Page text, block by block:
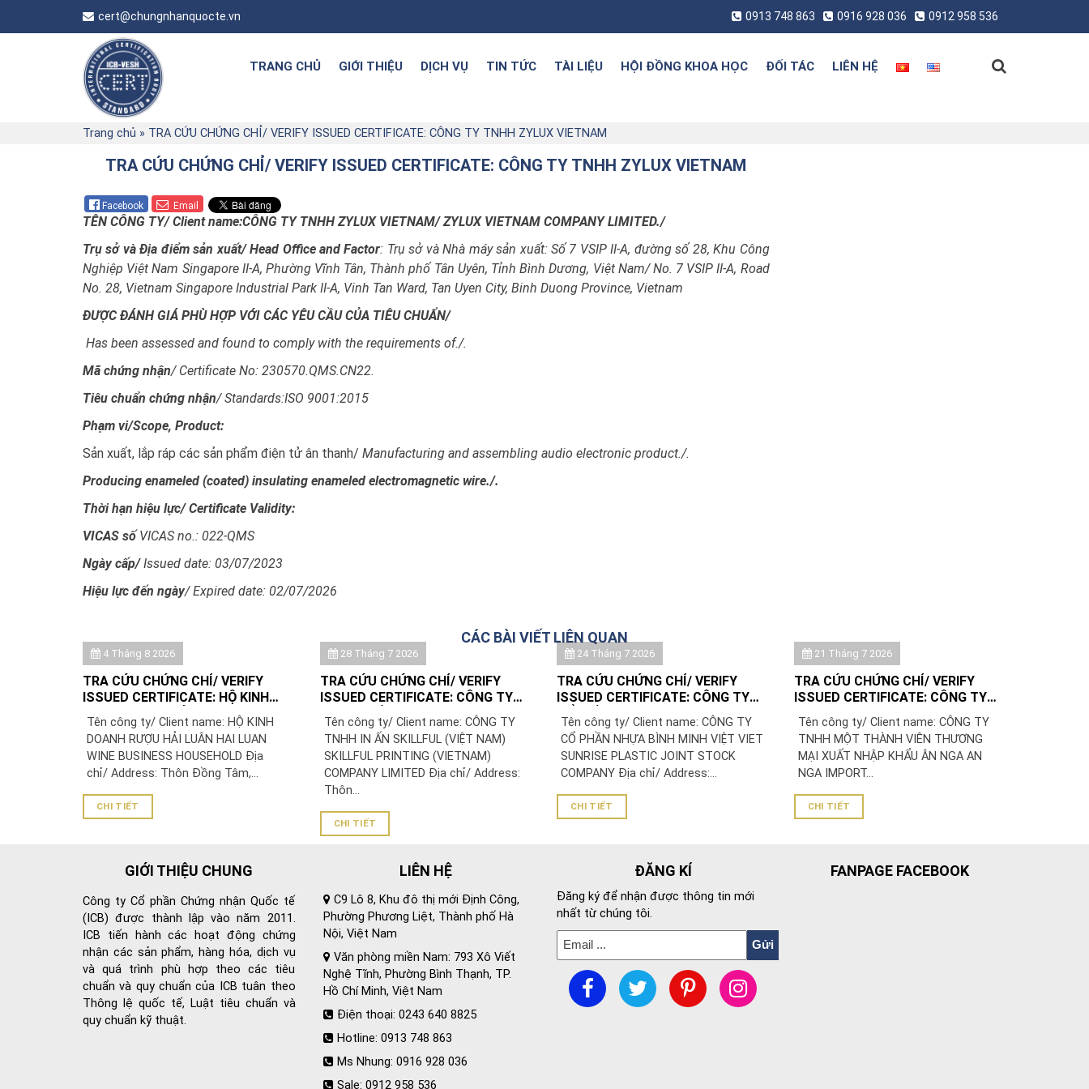
cert@chungnhanquocte.vn 0913 748 863 0916 928 036 0912 958 536
TRANG CHỦ GIỚI THIỆU DỊCH VỤ TIN TỨC TÀI LIỆU HỘI ĐỒNG KHOA HỌC ĐỐI TÁC LIÊN HỆ
Trang chủ » TRA CỨU CHỨNG CHỈ/ VERIFY ISSUED CERTIFICATE: CÔNG TY TNHH ZYLUX VIETNAM
TRA CỨU CHỨNG CHỈ/ VERIFY ISSUED CERTIFICATE: CÔNG TY TNHH ZYLUX VIETNAM
Facebook Email
TÊN CÔNG TY/ Client name:CÔNG TY TNHH ZYLUX VIETNAM/ ZYLUX VIETNAM COMPANY LIMITED./
Trụ sở và Địa điểm sản xuất/ Head Office and Factor: Trụ sở và Nhà máy sản xuất: Số 7 VSIP II-A, đường số 28, Khu Công
Nghiệp Việt Nam Singapore II-A, Phường Vĩnh Tân, Thành phố Tân Uyên, Tỉnh Bình Dương, Việt Nam/ No. 7 VSIP II-A, Road
No. 28, Vietnam Singapore Industrial Park II-A, Vinh Tan Ward, Tan Uyen City, Binh Duong Province, Vietnam
ĐƯỢC ĐÁNH GIÁ PHÙ HỢP VỚI CÁC YÊU CẦU CỦA TIÊU CHUẨN/
Has been assessed and found to comply with the requirements of./.
Mã chứng nhận/ Certificate No: 230570.QMS.CN22.
Tiêu chuẩn chứng nhận/ Standards:ISO 9001:2015
Phạm vi/Scope, Product:
Sản xuất, lắp ráp các sản phẩm điện tử ân thanh/ Manufacturing and assembling audio electronic product./.
Producing enameled (coated) insulating enameled electromagnetic wire./.
Thời hạn hiệu lực/ Certificate Validity:
VICAS sốVICAS no.: 022-QMS
Ngày cấp/Issued date: 03/07/2023
Hiệu lực đến ngày/ Expired date: 02/07/2026
CÁC BÀI VIẾT LIÊN QUAN
4 Tháng 8 2026
TRA CỨU CHỨNG CHỈ/ VERIFY
ISSUED CERTIFICATE: HỘ KINH
Tên công ty/ Client name: HỘ KINH
DOANH RƯỢU HẢI LUÂN HAI LUAN
WINE BUSINESS HOUSEHOLD Địa
chỉ/ Address: Thôn Đồng Tâm,...
CHI TIẾT
28 Tháng 7 2026
TRA CỨU CHỨNG CHỈ/ VERIFY
ISSUED CERTIFICATE: CÔNG TY
TNHH IN ẤN SKILLFUL (VIỆT NAM)/
SKILLFUL PRINTING (VIETNAM)
COMPANY LIMITED
Tên công ty/ Client name: CÔNG TY
TNHH IN ẤN SKILLFUL (VIỆT NAM)
SKILLFUL PRINTING (VIETNAM)
COMPANY LIMITED Địa chỉ/ Address:
Thôn...
CHI TIẾT
24 Tháng 7 2026
TRA CỨU CHỨNG CHỈ/ VERIFY
ISSUED CERTIFICATE: CÔNG TY
CỔ PHẦN NHỰA BÌNH MINH VIỆT
Tên công ty/ Client name: CÔNG TY
CỔ PHẦN NHỰA BÌNH MINH VIỆT VIET
SUNRISE PLASTIC JOINT STOCK
COMPANY Địa chỉ/ Address:...
CHI TIẾT
21 Tháng 7 2026
TRA CỨU CHỨNG CHỈ/ VERIFY
ISSUED CERTIFICATE: CÔNG TY
TNHH MỘT THÀNH VIÊN THƯƠNG
MẠI XUẤT NHẬP KHẨU ÂN NGA
Tên công ty/ Client name: CÔNG TY
TNHH MỘT THÀNH VIÊN THƯƠNG
MẠI XUẤT NHẬP KHẨU ÂN NGA AN
NGA IMPORT...
CHI TIẾT
GIỚI THIỆU CHUNG
Công ty Cổ phần Chứng nhận Quốc tế
(ICB) được thành lập vào năm 2011.
ICB tiến hành các hoạt động chứng
nhận các sản phẩm, hàng hóa, dịch vụ
và quá trình phù hợp theo các tiêu
chuẩn và quy chuẩn của ICB tuân theo
Thông lệ quốc tế, Luật tiêu chuẩn và
quy chuẩn kỹ thuật.
LIÊN HỆ
C9 Lô 8, Khu đô thị mới Định Công,
Phường Phương Liệt, Thành phố Hà
Nội, Việt Nam
Văn phòng miền Nam: 793 Xô Viết
Nghệ Tĩnh, Phường Bình Thạnh, TP.
Hồ Chí Minh, Việt Nam
Điện thoại: 0243 640 8825
Hotline: 0913 748 863
Ms Nhung: 0916 928 036
Sale: 0912 958 536
ĐĂNG KÍ
Đăng ký để nhận được thông tin mới
nhất từ chúng tôi.
FANPAGE FACEBOOK